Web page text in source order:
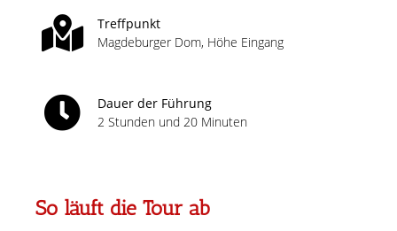
Treffpunkt
Magdeburger Dom, Höhe Eingang
Dauer der Führung
2 Stunden und 20 Minuten
So läuft die Tour ab